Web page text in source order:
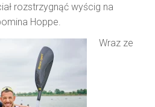
rozstrzygnąć wyścig na
Hoppe.
Wraz ze